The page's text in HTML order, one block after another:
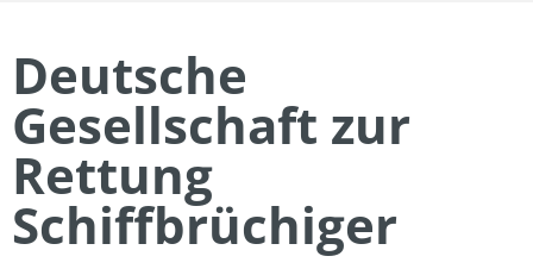
Deutsche
Gesellschaft zur
Rettung
Schiffbrüchiger